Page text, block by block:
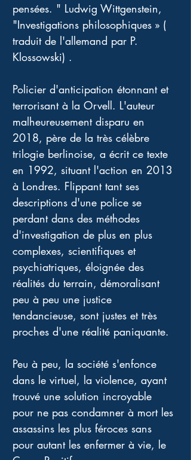
pensées. " Ludwig Wittgenstein,
"Investigations philosophiques » (
traduit de l'allemand par P.
Klossowski) .
Policier d'anticipation étonnant et
terrorisant à la Orvell. L'auteur
malheureusement disparu en
2018, père de la très célèbre
trilogie berlinoise, a écrit ce texte
en 1992, situant l'action en 2013
à Londres. Flippant tant ses
descriptions d'une police se
perdant dans des méthodes
d'investigation de plus en plus
complexes, scientifiques et
psychiatriques, éloignée des
réalités du terrain, démoralisant
peu à peu une justice
tendancieuse, sont justes et très
proches d'une réalité paniquante.
Peu à peu, la société s'enfonce
dans le virtuel, la violence, ayant
trouvé une solution incroyable
pour ne pas condamner à mort les
assassins les plus féroces sans
pour autant les enfermer à vie, le